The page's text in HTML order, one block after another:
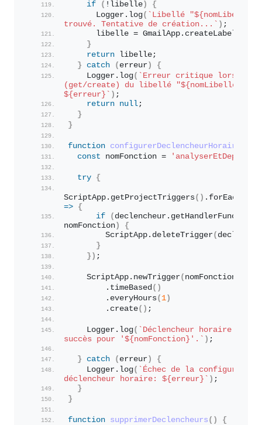
if ( !libelle )
{
      Logger.
log( `Libellé "${nomLibelle}
trouvé. Tentative de création...` ) ;
      libelle = GmailApp.
createLabel
}
return libelle;
}
catch ( erreur )
{
    Logger.
log( `Erreur critique lors de
(get/create) du libellé "${nomLibelle}
${erreur} ` ) ;
return null;
}
}
function configurerDeclencheurHoraire
const nomFonction =
try {
ScriptApp. getProjectTriggers( ) . forEach
=> {
if
( declencheur. getHandlerFunction
nomFonction )
{
        ScriptApp.
deleteTrigger(
}
} ) ;
    ScriptApp.
newTrigger( nomFonction
        .
timeBased( )
        .
everyHours( 1 )
        .
create( ) ;
    Logger.
log( `Déclencheur horaire
succès pour ' ${nomFonction} '.` ) ;
} catch ( erreur )
{
    Logger.
log( `Échec de la configuration
déclencheur horaire: ${erreur} ` ) ;
}
}
function supprimerDeclencheurs ( )
{